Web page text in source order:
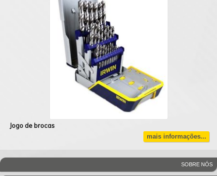
Jogo de brocas
mais informações...
SOBRE NÓS